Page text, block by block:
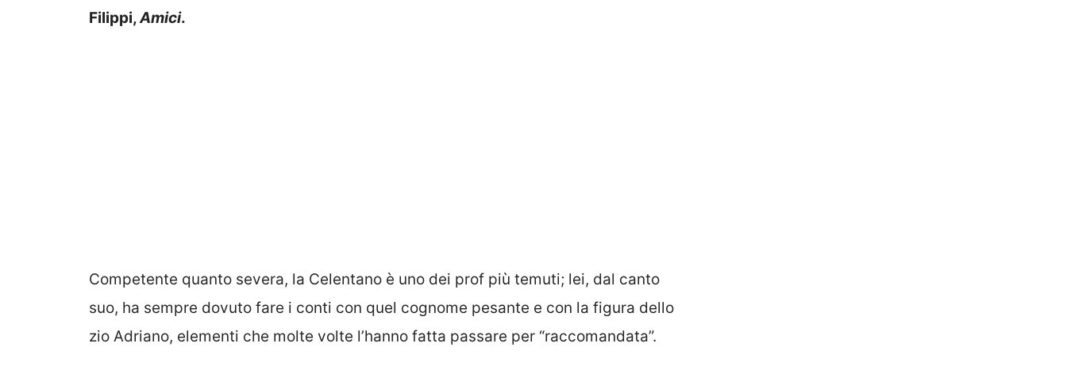
Filippi,Amici.
Competente quanto severa, la Celentano è uno dei prof più temuti; lei, dal canto
suo, ha sempre dovuto fare i conti con quel cognome pesante e con la figura dello
zio Adriano, elementi che molte volte l’hanno fatta passare per “raccomandata”.